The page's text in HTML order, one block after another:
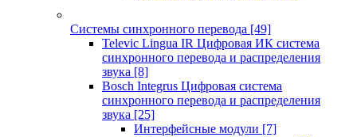
Системы синхронного перевода [49]
Televic Lingua IR Цифровая ИК система
синхронного перевода и распределения
звука [8]
Bosch Integrus Цифровая система
синхронного перевода и распределения
звука [25]
Интерфейсные модули [7]